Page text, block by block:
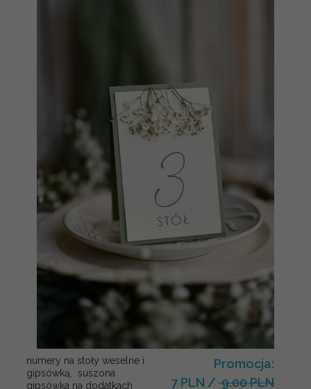
numery na stoły weselne i
gipsówką, suszona
gipsówka na dodatkach
Promocja:
7 PLN / 9.00 PLN